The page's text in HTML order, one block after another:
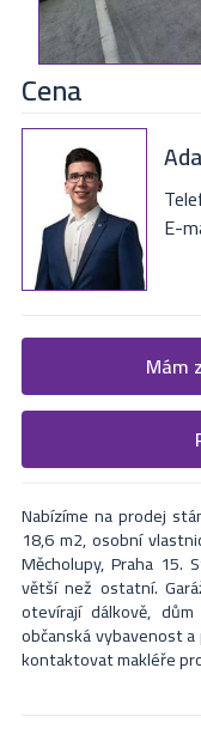
Cena
E-
Žádost o
Vyplňte následující
nejbližší Vás naši
Mám
Formulář odešle
Nabízíme na prodej
18,6 m2, osobní
Měcholupy, Praha
větší než ostatní.
otevírají dálkově,
občanská vybavenost
kontaktovat makléře